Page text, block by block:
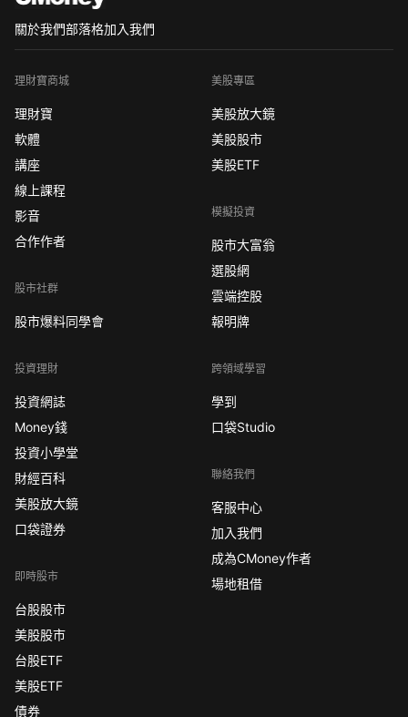
關於我們部落格加入我們
理財寶商城
理財寶
軟體
講座
線上課程
影音
合作作者
股市社群
股市爆料同學會
投資理財
投資網誌
Money錢
投資小學堂
財經百科
美股放大鏡
口袋證券
即時股市
台股股市
美股股市
台股ETF
美股ETF
債券
美股專區
美股放大鏡
美股股市
美股ETF
模擬投資
股市大富翁
選股網
雲端控股
報明牌
跨領域學習
學到
口袋Studio
聯絡我們
客服中心
加入我們
成為CMoney作者
場地租借